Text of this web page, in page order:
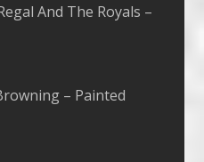
And The Royals –
– Painted